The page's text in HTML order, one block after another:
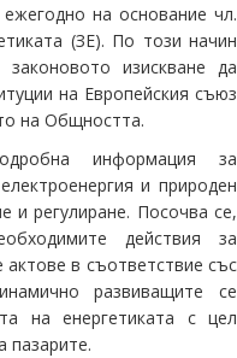
на основание чл.
(ЗЕ). По този начин
законовото изискване да
на Европейския съюз
на Общността.
информация за
и природен
и регулиране. Посочва се,
действия за
в съответствие със
развиващите се
на енергетиката с цел
пазарите.